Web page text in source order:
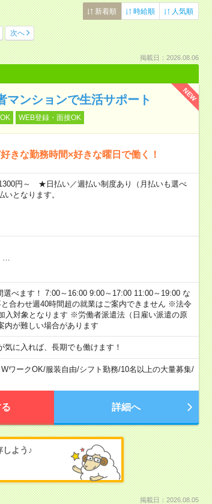
新着順 時給順 人気順
次へ
掲載日：2026.08.06
NEW
マンションで生活サポート
WEB登録・面接OK
きな勤務時間×好きな曜日で働く！
円～ ★日払い／週払い制度あり（月払いも選べ
となります。
べます！ 7:00～16:00 9:00～17:00 11:00～19:00 な
合わせ週40時間超の就業はご案内できません ※法令
入対象となります ※労働者派遣法（日雇い派遣の原
内が難しい場合があります
入れば、長期でも働けます！
ワークOK/服装自由/シフト勤務/10名以上の大量募集/
詳細へ
しよう♪
掲載日：2026.08.05